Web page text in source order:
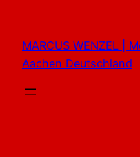
springen
MARCUS WENZEL |
Aachen Deutschland